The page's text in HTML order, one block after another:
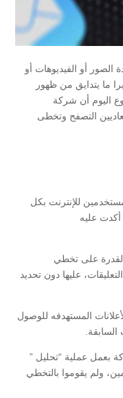
الصور أو الفيديوهات أو
ما يتدايق من ظهور
اليوم أن شركة
التصفح وتخطى
للإنترنت بكل
أكدت عليه
على تخطي
عليها دون تحديد
المستهدفه للوصول
السابقة.
بعمل عملية “تحليل ”
ولم يقوموا بالتخطي